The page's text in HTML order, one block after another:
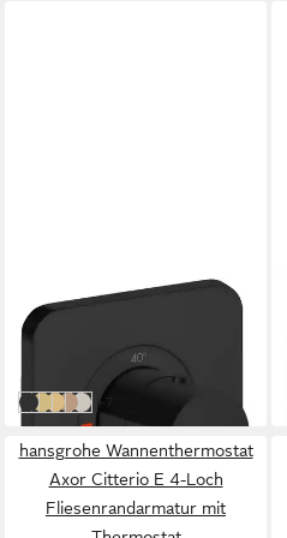
Unterputzarmatur Axor
Citterio E
lieferbar in 7 Wochen
Mattschwarz
Brushed Brass
Brushed Gold Optic
Brushed Red Gold
Edelstahl Optic
weitere Farben:
+7
hansgrohe Wannenthermostat
Axor Citterio E 4-Loch
Fliesenrandarmatur mit